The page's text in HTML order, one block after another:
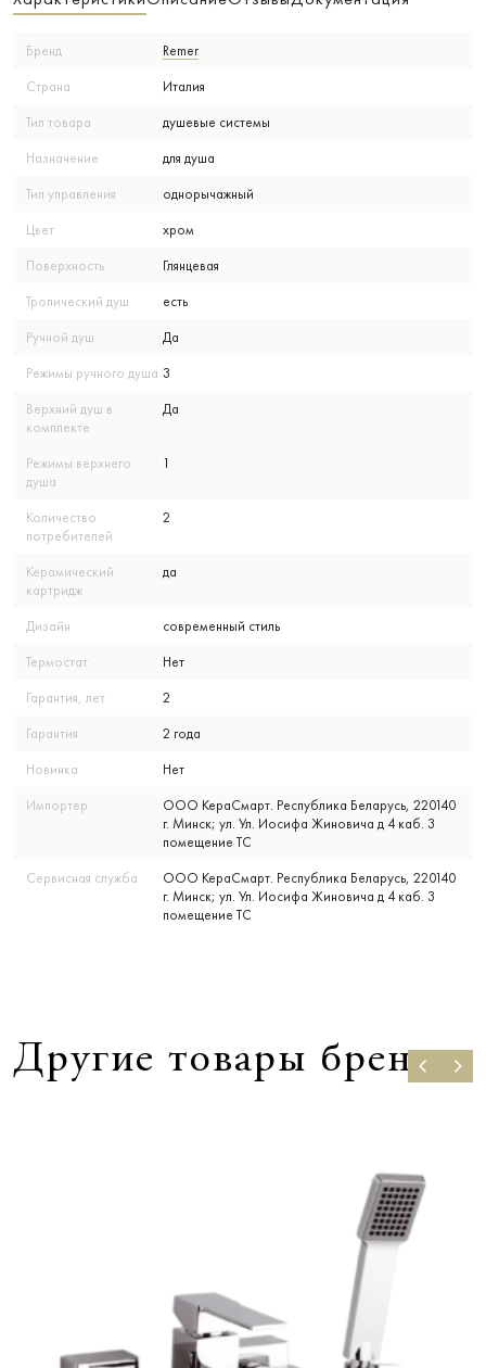
Бренд Remer
Страна Италия
Тип товара душевые системы
Назначение для душа
Тип управления однорычажный
Цвет хром
Поверхность Глянцевая
Тропический душ есть
Ручной душ Да
Режимы ручного душа 3
Верхний душ в
комплекте
Да
Режимы верхнего
душа
1
Количество
потребителей
2
Керамический
картридж
да
Дизайн современный стиль
Термостат Нет
Гарантия, лет 2
Гарантия 2 года
Новинка Нет
Импортер
ООО КераСмарт. Республика Беларусь, 220140
г. Минск; ул. Ул. Иосифа Жиновича д 4 каб. 3
помещение ТС
Сервисная служба
ООО КераСмарт. Республика Беларусь, 220140
г. Минск; ул. Ул. Иосифа Жиновича д 4 каб. 3
помещение ТС
Другие товары бренда